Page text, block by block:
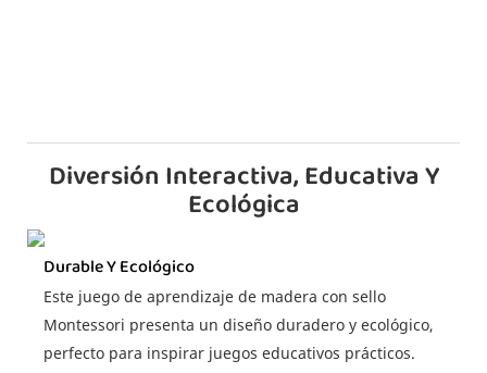
Diversión Interactiva, Educativa Y
Ecológica
Durable Y Ecológico
Este juego de aprendizaje de madera con sello
Montessori presenta un diseño duradero y ecológico,
perfecto para inspirar juegos educativos prácticos.